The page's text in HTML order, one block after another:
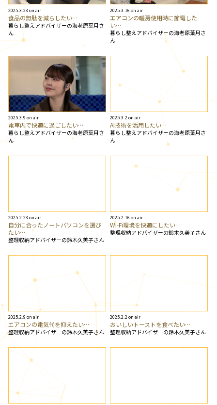
2025.3.23 on air
食品の無駄を減らしたい…
暮らし整えアドバイザーの海老原葉月さ
ん
2025.3.16 on air
エアコンの暖房使用時に節電した
い…
暮らし整えアドバイザーの海老原葉月さ
ん
2025.3.9 on air
電車内で快適に過ごしたい…
暮らし整えアドバイザーの海老原葉月さ
ん
2025.3.2 on air
AI技術を活用したい…
暮らし整えアドバイザーの海老原葉月さ
ん
2025.2.23 on air
自分に合ったノートパソコンを選び
たい…
整理収納アドバイザーの鈴木久美子さん
2025.2.16 on air
Wi-Fi環境を快適にしたい…
整理収納アドバイザーの鈴木久美子さん
2025.2.9 on air
エアコンの電気代を抑えたい…
整理収納アドバイザーの鈴木久美子さん
2025.2.2 on air
おいしいトーストを食べたい…
整理収納アドバイザーの鈴木久美子さん